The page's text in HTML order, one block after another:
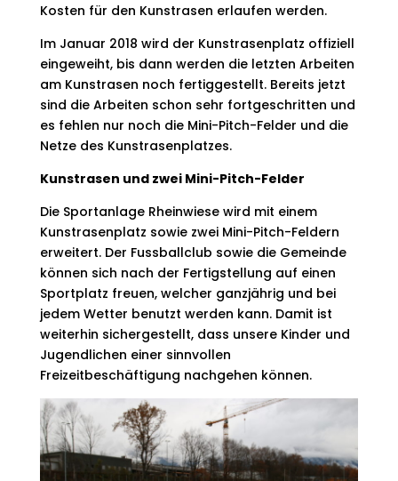
Kosten für den Kunstrasen erlaufen werden.
Im Januar 2018 wird der Kunstrasenplatz offiziell
eingeweiht, bis dann werden die letzten Arbeiten
am Kunstrasen noch fertiggestellt. Bereits jetzt
sind die Arbeiten schon sehr fortgeschritten und
es fehlen nur noch die Mini-Pitch-Felder und die
Netze des Kunstrasenplatzes.
Kunstrasen und zwei Mini-Pitch-Felder
Die Sportanlage Rheinwiese wird mit einem
Kunstrasenplatz sowie zwei Mini-Pitch-Feldern
erweitert. Der Fussballclub sowie die Gemeinde
können sich nach der Fertigstellung auf einen
Sportplatz freuen, welcher ganzjährig und bei
jedem Wetter benutzt werden kann. Damit ist
weiterhin sichergestellt, dass unsere Kinder und
Jugendlichen einer sinnvollen
Freizeitbeschäftigung nachgehen können.